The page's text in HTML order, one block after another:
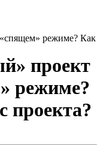
режиме? Как
проект
режиме?
проекта?